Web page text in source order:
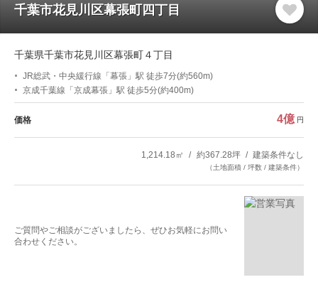
千葉市花見川区幕張町四丁目
千葉県千葉市花見川区幕張町４丁目
JR総武・中央緩行線「幕張」駅 徒歩7分(約560m)
京成千葉線「京成幕張」駅 徒歩5分(約400m)
価格 4億 円
1,214.18㎡ 約367.28坪 建築条件なし
（土地面積 / 坪数 / 建築条件）
ご質問やご相談がございましたら、ぜひお気軽にお問い
合わせください。